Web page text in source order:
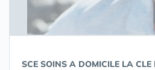
SCE SOINS A DOMICILE LA CLE